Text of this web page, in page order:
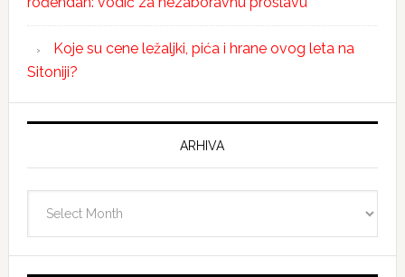
Koje su cene ležaljki, pića i hrane ovog leta na
Sitoniji?
ARHIVA